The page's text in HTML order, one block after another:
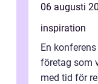
06 augusti
inspiration
En
företag som
med tid för